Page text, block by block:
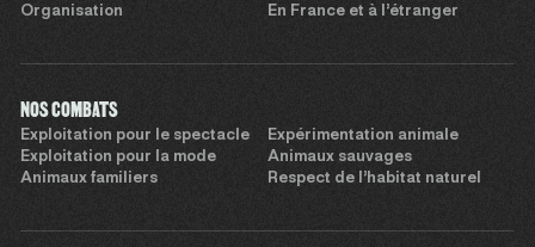
Organisation
En France et à l’étranger
NOS COMBATS
Exploitation pour le spectacle
Expérimentation animale
Exploitation pour la mode
Animaux sauvages
Animaux familiers
Respect de l’habitat naturel